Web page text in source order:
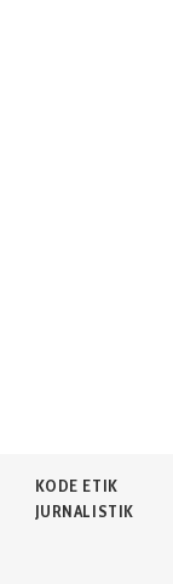
KODE ETIK
JURNALISTIK